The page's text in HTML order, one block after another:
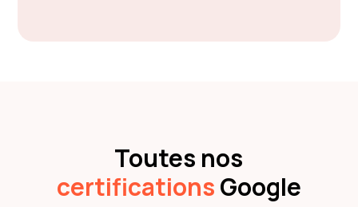
Toutes nos
certificationsGoogle